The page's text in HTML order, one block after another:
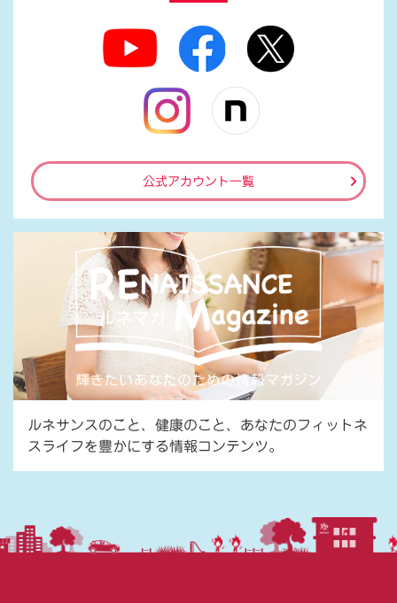
公式アカウント一覧
ルネサンスのこと、健康のこと、あなたのフィットネ
スライフを豊かにする情報コンテンツ。